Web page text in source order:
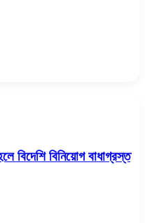
বিদেশি বিনিয়োগ বাধাগ্রস্ত